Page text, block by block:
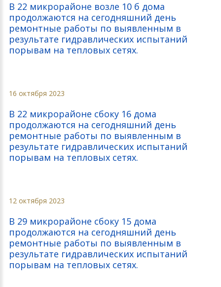
В 22 микрорайоне возле 10 б дома
продолжаются на сегодняшний день
ремонтные работы по выявленным в
результате гидравлических испытаний
порывам на тепловых сетях.
16 октября 2023
В 22 микрорайоне сбоку 16 дома
продолжаются на сегодняшний день
ремонтные работы по выявленным в
результате гидравлических испытаний
порывам на тепловых сетях.
12 октября 2023
В 29 микрорайоне сбоку 15 дома
продолжаются на сегодняшний день
ремонтные работы по выявленным в
результате гидравлических испытаний
порывам на тепловых сетях.